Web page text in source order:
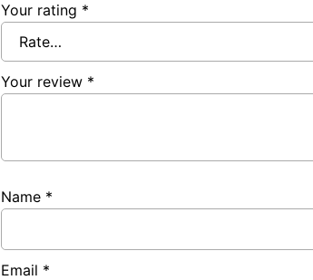
Your rating *
Your review *
Name *
Email *